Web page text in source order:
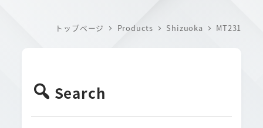
トップページ Products Shizuoka MT231
Search